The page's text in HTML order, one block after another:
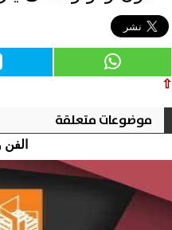
⇧
موضوعات متعلقة
الفن